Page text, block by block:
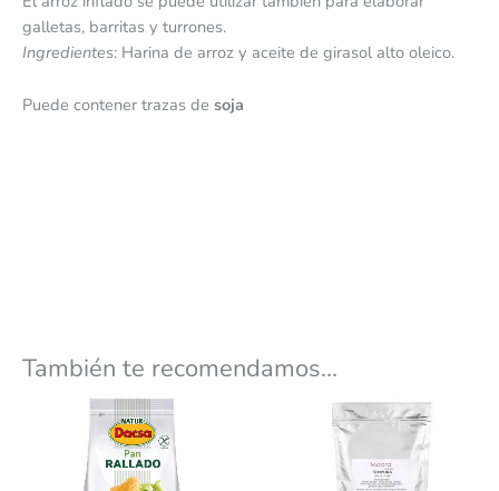
galletas, barritas y turrones.
Ingredientes: Harina de arroz y aceite de girasol alto oleico.
Puede contener trazas de soja
También te recomendamos…